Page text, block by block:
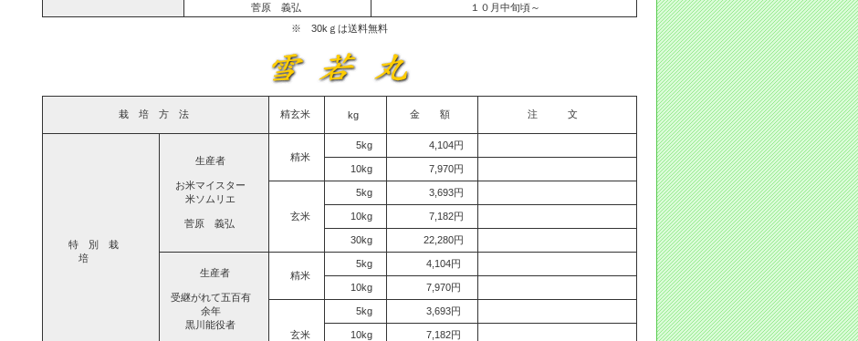
菅原 義弘
１０月中旬頃～
※ 30kｇは送料無料
栽 培 方 法 精玄米 kg 金 額 注 文
特 別 栽
培
生産者
お米マイスター
米ソムリエ
菅原 義弘
精米
5kg 4,104円
10kg 7,970円
玄米
5kg 3,693円
10kg 7,182円
30kg 22,280円
生産者
受継がれて五百有
余年
黒川能役者
精米
5kg 4,104円
10kg 7,970円
玄米
5kg 3,693円
10kg 7,182円